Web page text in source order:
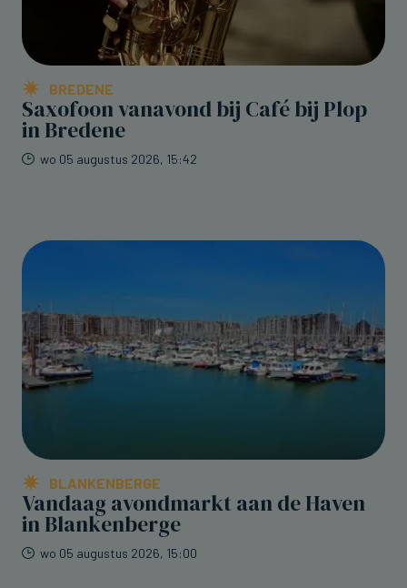
BREDENE
Saxofoon vanavond bij Café bij Plop
in Bredene
wo 05 augustus 2026, 15:42
BLANKENBERGE
Vandaag avondmarkt aan de Haven
in Blankenberge
wo 05 augustus 2026, 15:00